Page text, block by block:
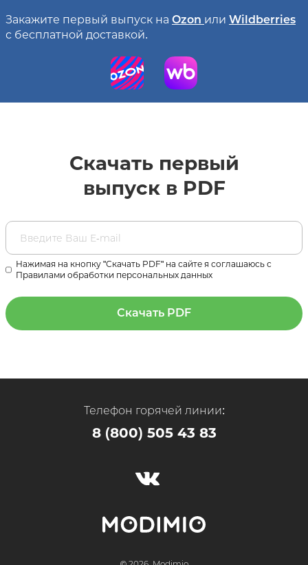
Закажите первый выпуск на Ozon или Wildberries
с бесплатной доставкой.
Скачать первый
выпуск в PDF
Нажимая на кнопку "Скачать PDF" на сайте я соглашаюсь с
Правилами обработки персональных данных
Скачать PDF
Телефон горячей линии:
8 (800) 505 43 83